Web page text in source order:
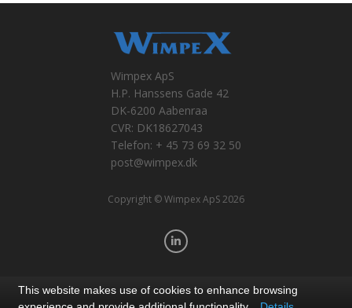
Wimpex ApS
H.P. Hanssens Gade 42
DK-6200 Aabenraa
CVR: DK18627043
Telefon: + 45 73 69 32 50
post@wimpex.dk
Copyright © Wimpex ApS 2026
This website makes use of cookies to enhance browsing